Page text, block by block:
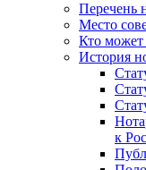
Перечень
Место
Кто может
История
к